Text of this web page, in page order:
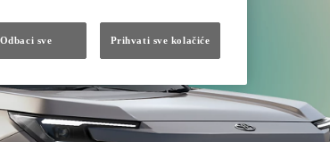
Odbaci sve Prihvati sve kolačiće